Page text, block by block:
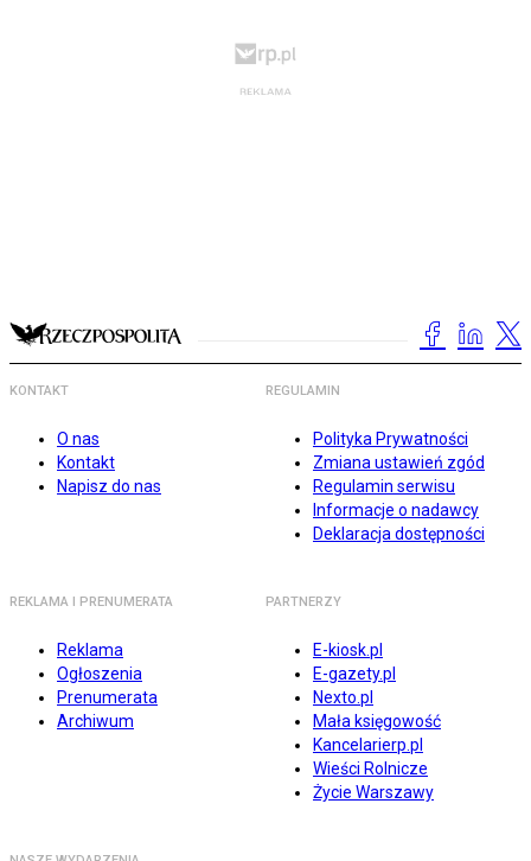
KONTAKT
O nas
Kontakt
Napisz do nas
REGULAMIN
Polityka Prywatności
Zmiana ustawień zgód
Regulamin serwisu
Informacje o nadawcy
Deklaracja dostępności
REKLAMA I PRENUMERATA
Reklama
Ogłoszenia
Prenumerata
Archiwum
PARTNERZY
E-kiosk.pl
E-gazety.pl
Nexto.pl
Mała księgowość
Kancelarierp.pl
Wieści Rolnicze
Życie Warszawy